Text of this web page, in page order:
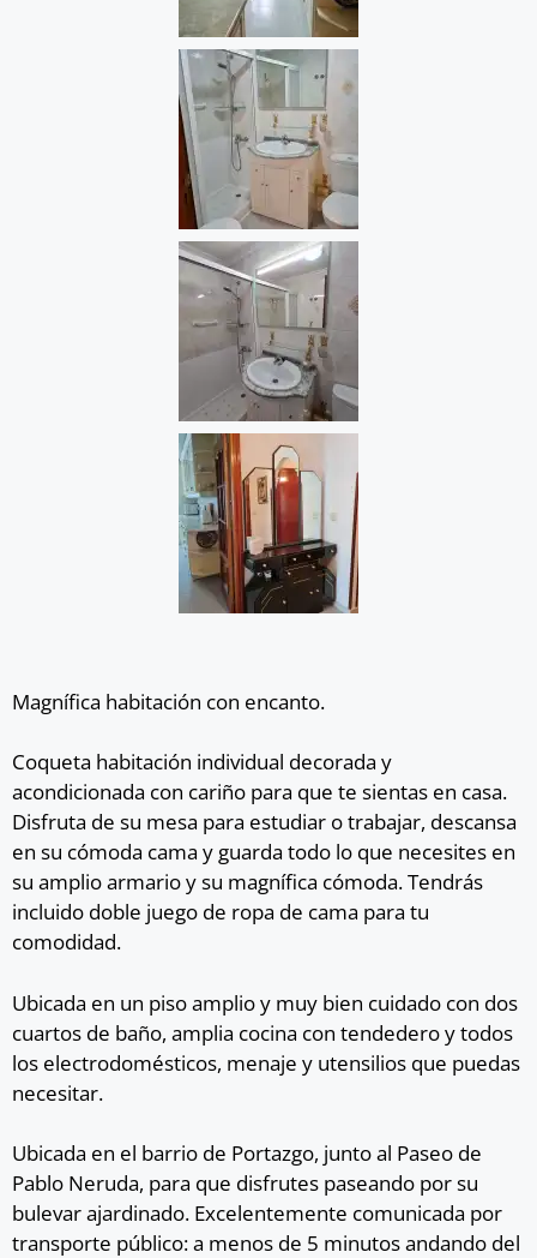
Magnífica habitación con encanto.
Coqueta habitación individual decorada y
acondicionada con cariño para que te sientas en casa.
Disfruta de su mesa para estudiar o trabajar, descansa
en su cómoda cama y guarda todo lo que necesites en
su amplio armario y su magnífica cómoda. Tendrás
incluido doble juego de ropa de cama para tu
comodidad.
Ubicada en un piso amplio y muy bien cuidado con dos
cuartos de baño, amplia cocina con tendedero y todos
los electrodomésticos, menaje y utensilios que puedas
necesitar.
Ubicada en el barrio de Portazgo, junto al Paseo de
Pablo Neruda, para que disfrutes paseando por su
bulevar ajardinado. Excelentemente comunicada por
transporte público: a menos de 5 minutos andando del